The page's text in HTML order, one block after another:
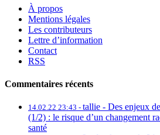
À propos
Mentions légales
Les contributeurs
Lettre d’information
Contact
RSS
Commentaires récents
14.02.22 23:43 - tallie - Des enjeux
(1/2) : le risque d’un changement
santé